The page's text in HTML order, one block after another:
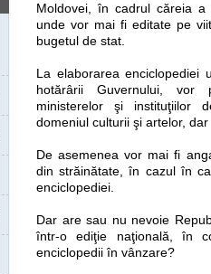
Moldovei, în cadrul căreia a
unde vor mai fi editate pe
bugetul de stat.
La elaborarea enciclopediei
hotărârii Guvernului, vor
ministerelor şi instituţiilor
domeniul culturii şi artelor,
De asemenea vor mai fi
din străinătate, în cazul în
enciclopediei.
Dar are sau nu nevoie
într-o ediţie naţională, în
enciclopedii în vânzare?